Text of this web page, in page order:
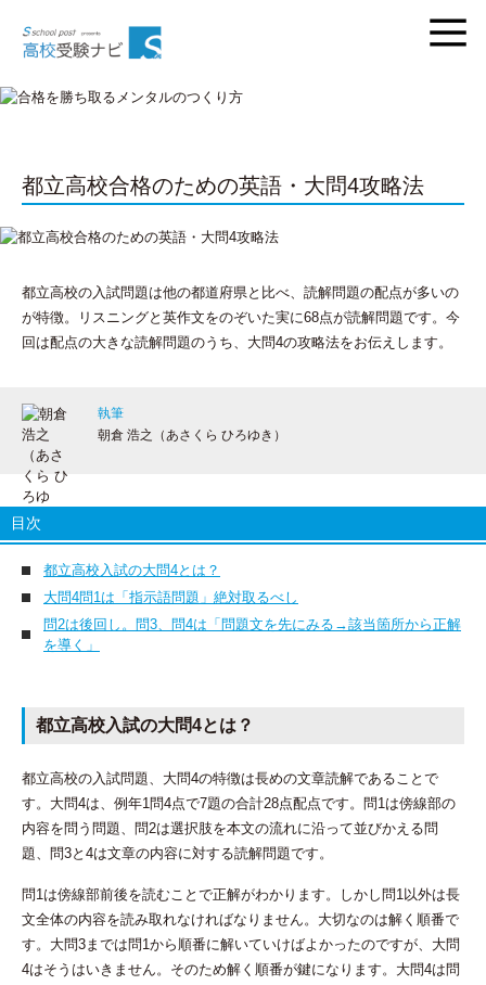
都立高校合格のための英語・大問4攻略法
都立高校の入試問題は他の都道府県と比べ、読解問題の配点が多いの
が特徴。リスニングと英作文をのぞいた実に68点が読解問題です。今
回は配点の大きな読解問題のうち、大問4の攻略法をお伝えします。
執筆
朝倉 浩之（あさくら ひろゆき）
目次
都立高校入試の大問4とは？
大問4問1は「指示語問題」絶対取るべし
問2は後回し。問3、問4は「問題文を先にみる→該当箇所から正解
を導く」
都立高校入試の大問4とは？
都立高校の入試問題、大問4の特徴は長めの文章読解であることで
す。大問4は、例年1問4点で7題の合計28点配点です。問1は傍線部の
内容を問う問題、問2は選択肢を本文の流れに沿って並びかえる問
題、問3と4は文章の内容に対する読解問題です。
問1は傍線部前後を読むことで正解がわかります。しかし問1以外は長
文全体の内容を読み取れなければなりません。大切なのは解く順番で
す。大問3までは問1から順番に解いていけばよかったのですが、大問
4はそうはいきません。そのため解く順番が鍵になります。大問4は問